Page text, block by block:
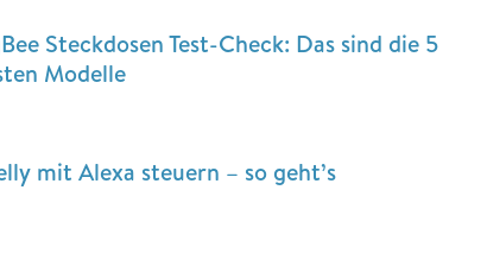
Steckdosen Test-Check: Das sind die 5
Modelle
mit Alexa steuern – so geht’s